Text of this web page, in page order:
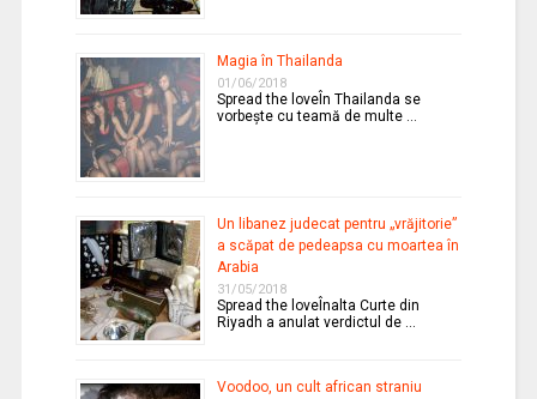
Magia în Thailanda
01/06/2018
Spread the loveÎn Thailanda se
vorbeşte cu teamă de multe …
Un libanez judecat pentru „vrăjitorie”
a scăpat de pedeapsa cu moartea în
Arabia
31/05/2018
Spread the loveÎnalta Curte din
Riyadh a anulat verdictul de …
Voodoo, un cult african straniu